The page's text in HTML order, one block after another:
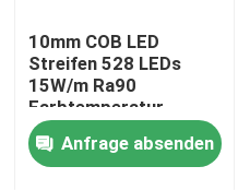
Produkte
Videos
10mm COB LED
Streifen 528 LEDs
15W/m Ra90
Farbtemperatur
2700/3000/4000/5000/
Anfrage absenden